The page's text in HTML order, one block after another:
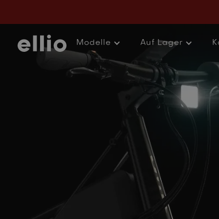
Modelle Auf Lager
Accessoires